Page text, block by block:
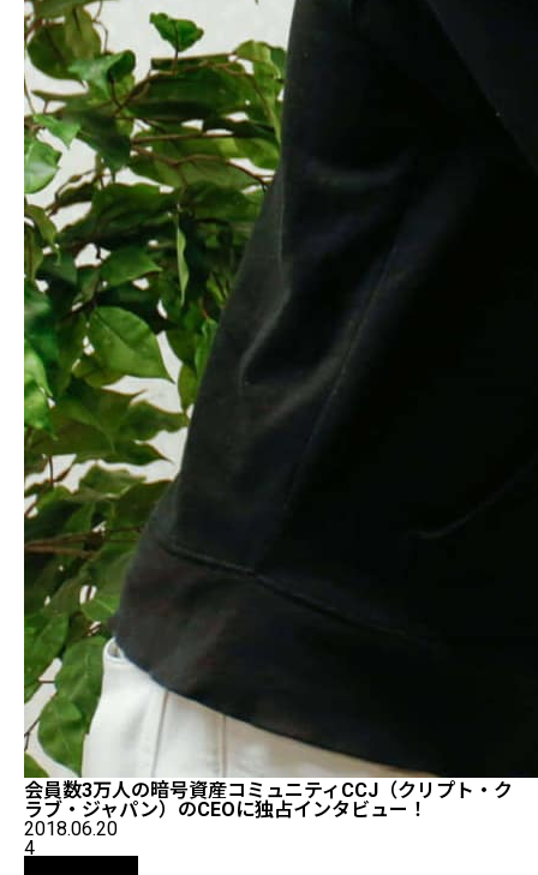
会員数3万人の暗号資産コミュニティCCJ（クリプト・ク
ラブ・ジャパン）のCEOに独占インタビュー！
2018.06.20
4